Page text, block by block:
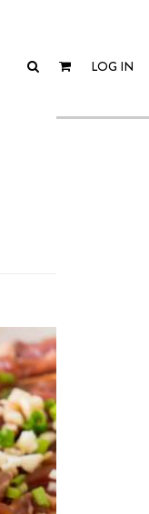
LOG IN